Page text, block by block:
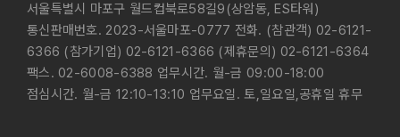
서울특별시 마포구 월드컵북로58길9(상암동, ES타워)
통신판매번호. 2023-서울마포-0777 전화. (참관객) 02-6121-
6366 (참가기업) 02-6121-6366 (제휴문의) 02-6121-6364
팩스. 02-6008-6388 업무시간. 월-금 09:00-18:00
점심시간. 월-금 12:10-13:10 업무요일. 토,일요일,공휴일 휴무